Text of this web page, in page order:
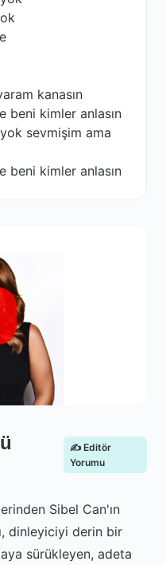
kanasın
beni kimler anlasın
sevmişim ama
beni kimler anlasın
✍️ Editör
Yorumu
Sibel Can'ın
dinleyiciyi derin bir
sürükleyen, adeta